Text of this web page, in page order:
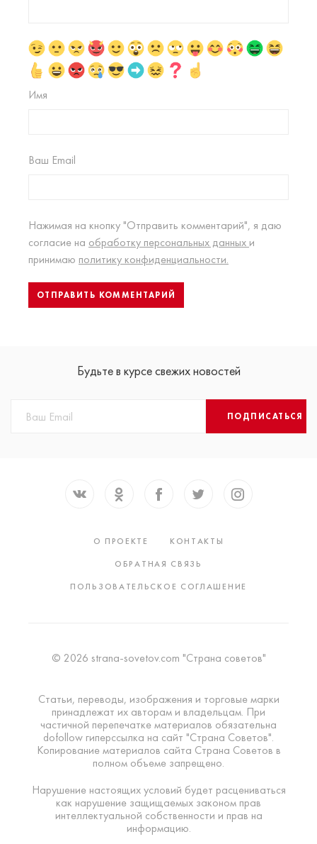
Имя
Ваш Email
Нажимая на кнопку "Отправить комментарий", я даю
согласие на обработку персональных данных и
принимаю политику конфиденциальности.
Будьте в курсе свежих новостей
ПОДПИСАТЬСЯ
О ПРОЕКТЕ
КОНТАКТЫ
ОБРАТНАЯ СВЯЗЬ
ПОЛЬЗОВАТЕЛЬСКОЕ СОГЛАШЕНИЕ
© 2026 strana-sovetov.com "Страна советов"
Статьи, переводы, изображения и торговые марки
принадлежат их авторам и владельцам. При
частичной перепечатке материалов обязательна
dofollow гиперссылка на сайт "Страна Советов".
Копирование материалов сайта Страна Советов в
полном объеме запрещено.
Нарушение настоящих условий будет расцениваться
как нарушение защищаемых законом прав
интеллектуальной собственности и прав на
информацию.